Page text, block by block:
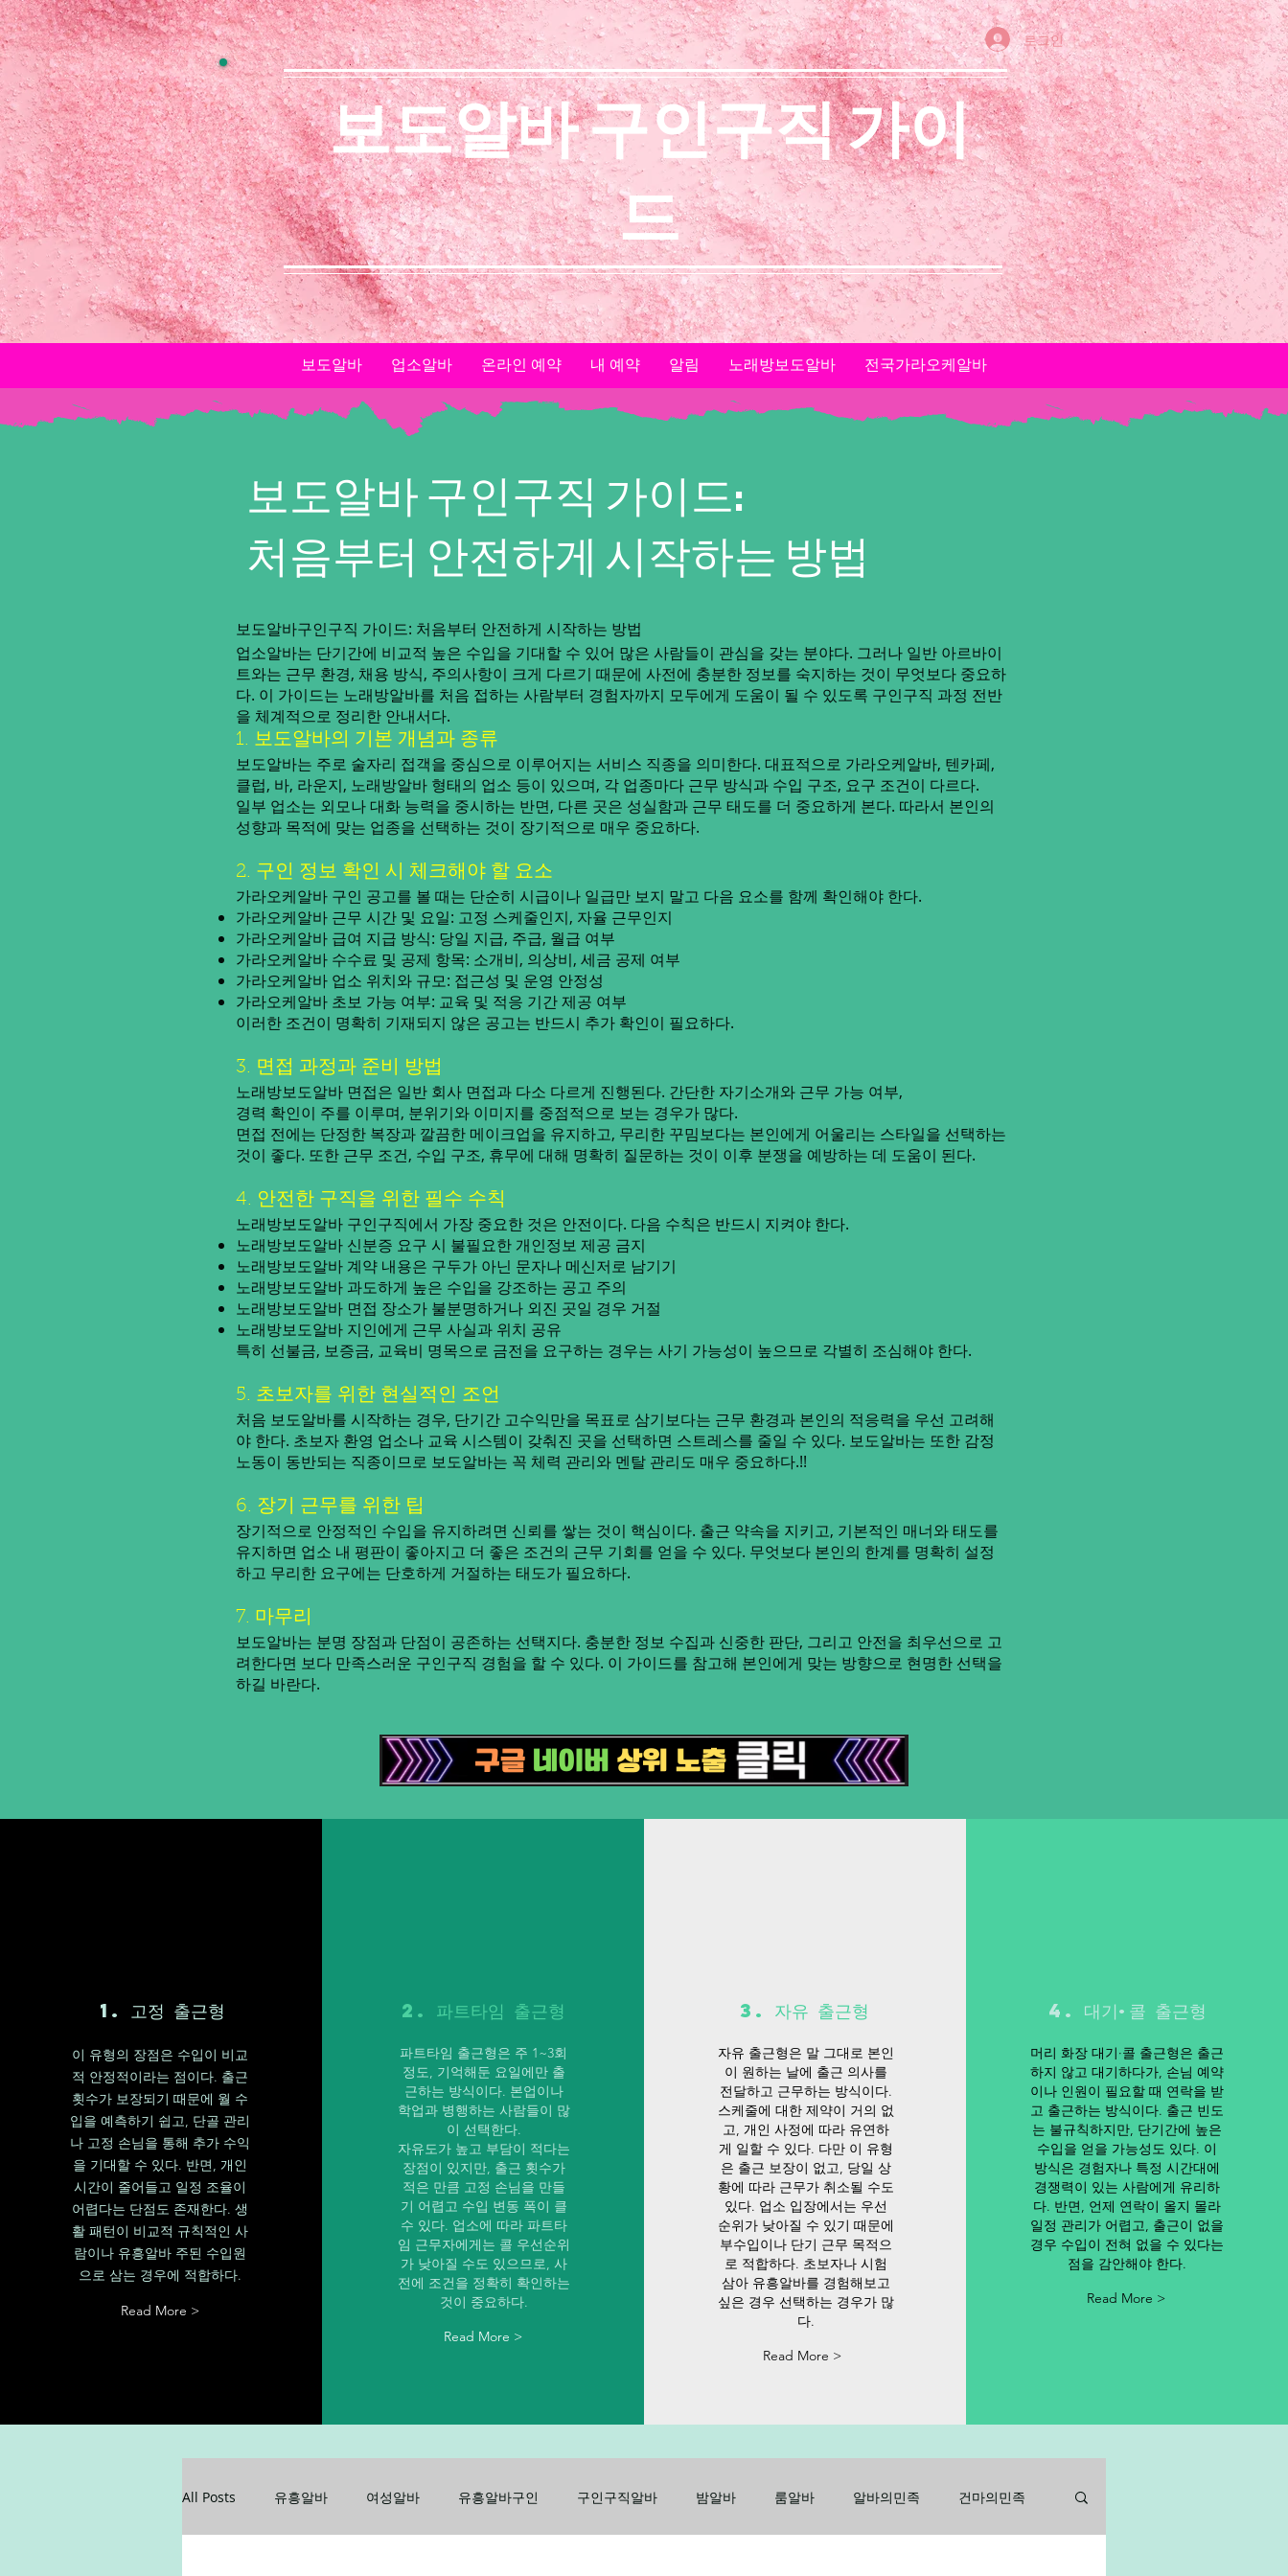
로그인
보도알바 구인구직 가이
드
보도알바 업소알바 온라인 예약 내 예약 알림 노래방보도알바 전국가라오케알바
보도알바 구인구직 가이드:
처음부터 안전하게 시작하는 방법
보도알바구인구직 가이드: 처음부터 안전하게 시작하는 방법
업소알바는 단기간에 비교적 높은 수입을 기대할 수 있어 많은 사람들이 관심을 갖는 분야다. 그러나 일반 아르바이
트와는 근무 환경, 채용 방식, 주의사항이 크게 다르기 때문에 사전에 충분한 정보를 숙지하는 것이 무엇보다 중요하
다. 이 가이드는 노래방알바를 처음 접하는 사람부터 경험자까지 모두에게 도움이 될 수 있도록 구인구직 과정 전반
을 체계적으로 정리한 안내서다.
1. 보도알바의 기본 개념과 종류
보도알바는 주로 술자리 접객을 중심으로 이루어지는 서비스 직종을 의미한다. 대표적으로 가라오케알바, 텐카페,
클럽, 바, 라운지, 노래방알바 형태의 업소 등이 있으며, 각 업종마다 근무 방식과 수입 구조, 요구 조건이 다르다.
일부 업소는 외모나 대화 능력을 중시하는 반면, 다른 곳은 성실함과 근무 태도를 더 중요하게 본다. 따라서 본인의
성향과 목적에 맞는 업종을 선택하는 것이 장기적으로 매우 중요하다.
2. 구인 정보 확인 시 체크해야 할 요소
가라오케알바 구인 공고를 볼 때는 단순히 시급이나 일급만 보지 말고 다음 요소를 함께 확인해야 한다.
가라오케알바 근무 시간 및 요일: 고정 스케줄인지, 자율 근무인지
가라오케알바 급여 지급 방식: 당일 지급, 주급, 월급 여부
가라오케알바 수수료 및 공제 항목: 소개비, 의상비, 세금 공제 여부
가라오케알바 업소 위치와 규모: 접근성 및 운영 안정성
가라오케알바 초보 가능 여부: 교육 및 적응 기간 제공 여부
이러한 조건이 명확히 기재되지 않은 공고는 반드시 추가 확인이 필요하다.
3. 면접 과정과 준비 방법
노래방보도알바 면접은 일반 회사 면접과 다소 다르게 진행된다. 간단한 자기소개와 근무 가능 여부,
경력 확인이 주를 이루며, 분위기와 이미지를 중점적으로 보는 경우가 많다.
면접 전에는 단정한 복장과 깔끔한 메이크업을 유지하고, 무리한 꾸밈보다는 본인에게 어울리는 스타일을 선택하는
것이 좋다. 또한 근무 조건, 수입 구조, 휴무에 대해 명확히 질문하는 것이 이후 분쟁을 예방하는 데 도움이 된다.
4. 안전한 구직을 위한 필수 수칙
노래방보도알바 구인구직에서 가장 중요한 것은 안전이다. 다음 수칙은 반드시 지켜야 한다.
노래방보도알바 신분증 요구 시 불필요한 개인정보 제공 금지
노래방보도알바 계약 내용은 구두가 아닌 문자나 메신저로 남기기
노래방보도알바 과도하게 높은 수입을 강조하는 공고 주의
노래방보도알바 면접 장소가 불분명하거나 외진 곳일 경우 거절
노래방보도알바 지인에게 근무 사실과 위치 공유
특히 선불금, 보증금, 교육비 명목으로 금전을 요구하는 경우는 사기 가능성이 높으므로 각별히 조심해야 한다.
5. 초보자를 위한 현실적인 조언
처음 보도알바를 시작하는 경우, 단기간 고수익만을 목표로 삼기보다는 근무 환경과 본인의 적응력을 우선 고려해
야 한다. 초보자 환영 업소나 교육 시스템이 갖춰진 곳을 선택하면 스트레스를 줄일 수 있다. 보도알바는 또한 감정
노동이 동반되는 직종이므로 보도알바는 꼭 체력 관리와 멘탈 관리도 매우 중요하다.!!
6. 장기 근무를 위한 팁
장기적으로 안정적인 수입을 유지하려면 신뢰를 쌓는 것이 핵심이다. 출근 약속을 지키고, 기본적인 매너와 태도를
유지하면 업소 내 평판이 좋아지고 더 좋은 조건의 근무 기회를 얻을 수 있다. 무엇보다 본인의 한계를 명확히 설정
하고 무리한 요구에는 단호하게 거절하는 태도가 필요하다.
7. 마무리
보도알바는 분명 장점과 단점이 공존하는 선택지다. 충분한 정보 수집과 신중한 판단, 그리고 안전을 최우선으로 고
려한다면 보다 만족스러운 구인구직 경험을 할 수 있다. 이 가이드를 참고해 본인에게 맞는 방향으로 현명한 선택을
하길 바란다.
1. 고정 출근형
이 유형의 장점은 수입이 비교
적 안정적이라는 점이다. 출근
횟수가 보장되기 때문에 월 수
입을 예측하기 쉽고, 단골 관리
나 고정 손님을 통해 추가 수익
을 기대할 수 있다. 반면, 개인
시간이 줄어들고 일정 조율이
어렵다는 단점도 존재한다. 생
활 패턴이 비교적 규칙적인 사
람이나 유흥알바 주된 수입원
으로 삼는 경우에 적합하다.
Read More >
2. 파트타임 출근형
파트타임 출근형은 주 1~3회
정도, 기억해둔 요일에만 출
근하는 방식이다. 본업이나
학업과 병행하는 사람들이 많
이 선택한다.
자유도가 높고 부담이 적다는
장점이 있지만, 출근 횟수가
적은 만큼 고정 손님을 만들
기 어렵고 수입 변동 폭이 클
수 있다. 업소에 따라 파트타
임 근무자에게는 콜 우선순위
가 낮아질 수도 있으므로, 사
전에 조건을 정확히 확인하는
것이 중요하다.
Read More >
3. 자유 출근형
자유 출근형은 말 그대로 본인
이 원하는 날에 출근 의사를
전달하고 근무하는 방식이다.
스케줄에 대한 제약이 거의 없
고, 개인 사정에 따라 유연하
게 일할 수 있다. 다만 이 유형
은 출근 보장이 없고, 당일 상
황에 따라 근무가 취소될 수도
있다. 업소 입장에서는 우선
순위가 낮아질 수 있기 때문에
부수입이나 단기 근무 목적으
로 적합하다. 초보자나 시험
삼아 유흥알바를 경험해보고
싶은 경우 선택하는 경우가 많
다.
Read More >
4. 대기·콜 출근형
머리 화장 대기·콜 출근형은 출근
하지 않고 대기하다가, 손님 예약
이나 인원이 필요할 때 연락을 받
고 출근하는 방식이다. 출근 빈도
는 불규칙하지만, 단기간에 높은
수입을 얻을 가능성도 있다. 이
방식은 경험자나 특정 시간대에
경쟁력이 있는 사람에게 유리하
다. 반면, 언제 연락이 올지 몰라
일정 관리가 어렵고, 출근이 없을
경우 수입이 전혀 없을 수 있다는
점을 감안해야 한다.
Read More >
All Posts 유흥알바 여성알바 유흥알바구인 구인구직알바 밤알바 룸알바 알바의민족 건마의민족